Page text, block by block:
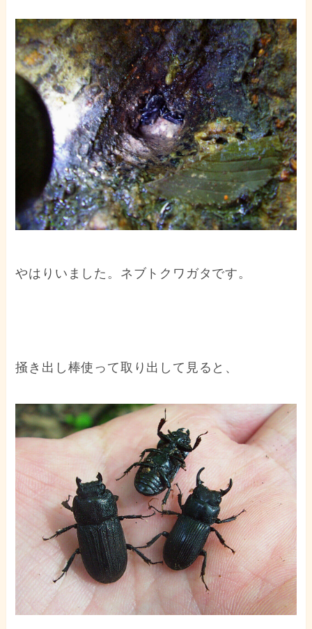
やはりいました。ネブトクワガタです。
掻き出し棒使って取り出して見ると、